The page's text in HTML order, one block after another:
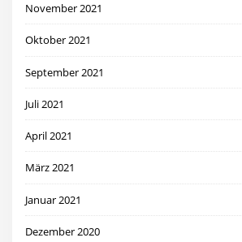
November 2021
Oktober 2021
September 2021
Juli 2021
April 2021
März 2021
Januar 2021
Dezember 2020